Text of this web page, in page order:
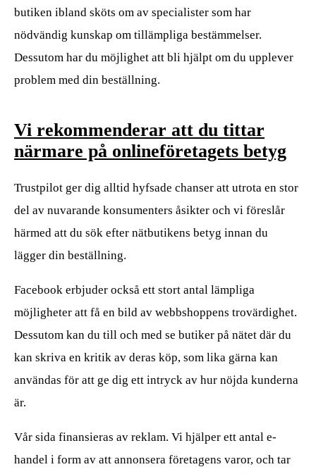
butiken ibland sköts om av specialister som har
nödvändig kunskap om tillämpliga bestämmelser.
Dessutom har du möjlighet att bli hjälpt om du upplever
problem med din beställning.
Vi rekommenderar att du tittar
närmare på onlineföretagets betyg
Trustpilot ger dig alltid hyfsade chanser att utrota en stor
del av nuvarande konsumenters åsikter och vi föreslår
härmed att du sök efter nätbutikens betyg innan du
lägger din beställning.
Facebook erbjuder också ett stort antal lämpliga
möjligheter att få en bild av webbshoppens trovärdighet.
Dessutom kan du till och med se butiker på nätet där du
kan skriva en kritik av deras köp, som lika gärna kan
användas för att ge dig ett intryck av hur nöjda kunderna
är.
Vår sida finansieras av reklam. Vi hjälper ett antal e-
handel i form av att annonsera företagens varor, och tar